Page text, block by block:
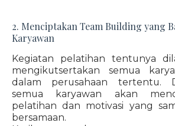
2. Menciptakan Team Building yang
Karyawan
Kegiatan pelatihan tentunya
mengikutsertakan semua
dalam perusahaan tertentu.
semua karyawan akan
pelatihan dan motivasi yang
bersamaan.